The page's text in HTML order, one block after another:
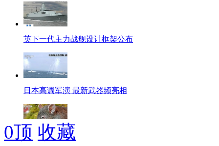
英下一代主力战舰设计框架公布
日本高调军演 最新武器频亮相
新型啮齿动物无下磨齿不会咀嚼
0顶 收藏